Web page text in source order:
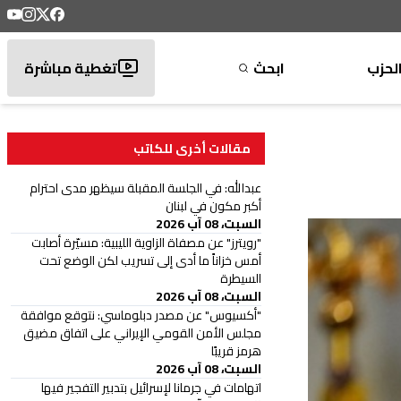
الحزب ابحث تغطية مباشرة
مقالات أخرى للكاتب
عبدالله: في الجلسة المقبلة سيظهر مدى احترام
أكبر مكون في لبنان
السبت، 08 آب 2026
"رويترز" عن مصفاة الزاوية الليبية: مسيّرة أصابت
أمس خزاناً ما أدى إلى تسريب لكن الوضع تحت
السيطرة
السبت، 08 آب 2026
"أكسيوس" عن مصدر دبلوماسي: نتوقع موافقة
مجلس الأمن القومي الإيراني على اتفاق مضيق
هرمز قريبًا
السبت، 08 آب 2026
اتهامات في جرمانا لإسرائيل بتدبير التفجير فيها